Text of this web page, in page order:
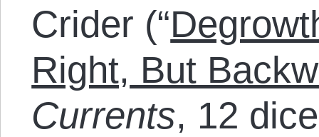
Crider (“
Right, But
Currents, 12